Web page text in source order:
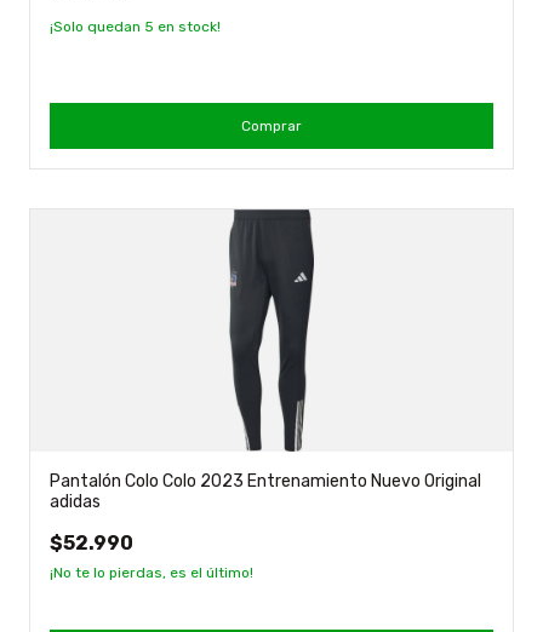
¡Solo quedan 5 en stock!
Comprar
Pantalón Colo Colo 2023 Entrenamiento Nuevo Original
adidas
$52.990
¡No te lo pierdas, es el último!